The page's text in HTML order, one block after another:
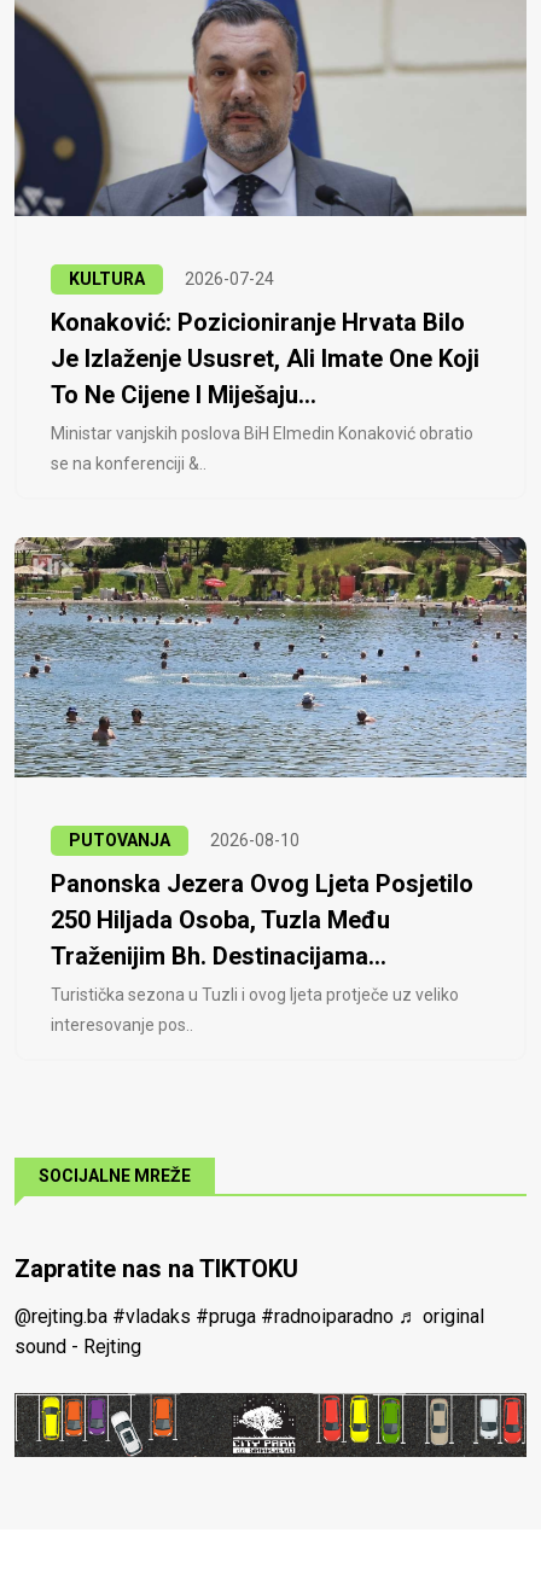
KULTURA 2026-07-24
Konaković: Pozicioniranje Hrvata Bilo
Je Izlaženje Ususret, Ali Imate One Koji
To Ne Cijene I Miješaju...
Ministar vanjskih poslova BiH Elmedin Konaković obratio
se na konferenciji &..
PUTOVANJA 2026-08-10
Panonska Jezera Ovog Ljeta Posjetilo
250 Hiljada Osoba, Tuzla Među
Traženijim Bh. Destinacijama...
Turistička sezona u Tuzli i ovog ljeta protječe uz veliko
interesovanje pos..
SOCIJALNE MREŽE
Zapratite nas na TIKTOKU
@rejting.ba #vladaks #pruga #radnoiparadno ♬ original
sound - Rejting